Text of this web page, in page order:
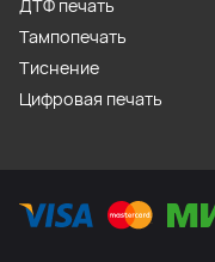
ДТФ печать
Тампопечать
Тиснение
Цифровая печать